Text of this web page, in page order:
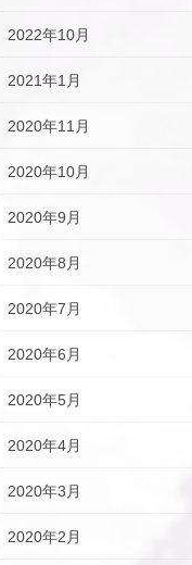
2022年10月
2021年1月
2020年11月
2020年10月
2020年9月
2020年8月
2020年7月
2020年6月
2020年5月
2020年4月
2020年3月
2020年2月